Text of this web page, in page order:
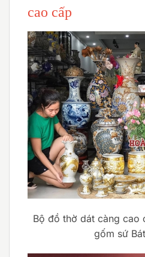
cao cấp
Bộ đồ thờ dát càng cao
gốm sứ